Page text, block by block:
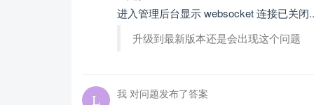
进入管理后台显示 websocket 连接已关闭
升级到最新版本还是会出现这个问题
我 对问题发布了答案